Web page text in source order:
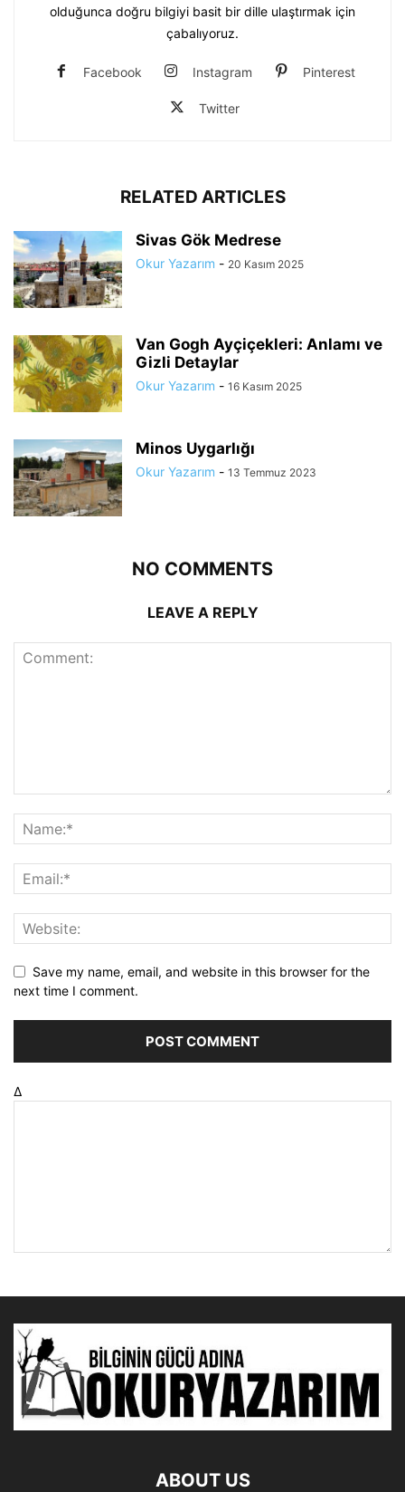
olduğunca doğru bilgiyi basit bir dille ulaştırmak için
çabalıyoruz.
Facebook Instagram Pinterest
Twitter
RELATED ARTICLES
Sivas Gök Medrese
Okur Yazarım - 20 Kasım 2025
Van Gogh Ayçiçekleri: Anlamı ve
Gizli Detaylar
Okur Yazarım - 16 Kasım 2025
Minos Uygarlığı
Okur Yazarım - 13 Temmuz 2023
NO COMMENTS
LEAVE A REPLY
Save my name, email, and website in this browser for the
next time I comment.
Δ
ABOUT US